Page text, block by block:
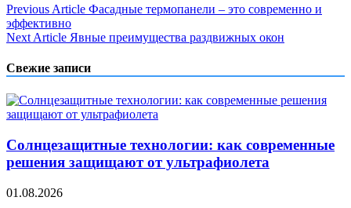
Навигация
по
Previous Article Фасадные термопанели – это современно и
эффективно
Next Article Явные преимущества раздвижных окон
Свежие записи
Солнцезащитные технологии: как современные
решения защищают от ультрафиолета
01.08.2026